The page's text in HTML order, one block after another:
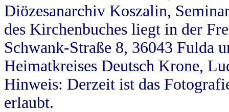
Diözesanarchiv Koszalin,
des Kirchenbuches liegt in der
Schwank-Straße 8, 36043 Fulda
Heimatkreises Deutsch Krone,
Hinweis: Derzeit ist das
erlaubt.